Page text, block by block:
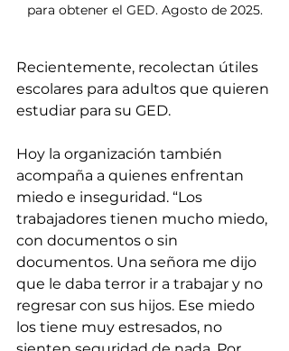
para obtener el GED. Agosto de 2025.
Recientemente, recolectan útiles
escolares para adultos que quieren
estudiar para su GED.
Hoy la organización también
acompaña a quienes enfrentan
miedo e inseguridad. “Los
trabajadores tienen mucho miedo,
con documentos o sin
documentos. Una señora me dijo
que le daba terror ir a trabajar y no
regresar con sus hijos. Ese miedo
los tiene muy estresados, no